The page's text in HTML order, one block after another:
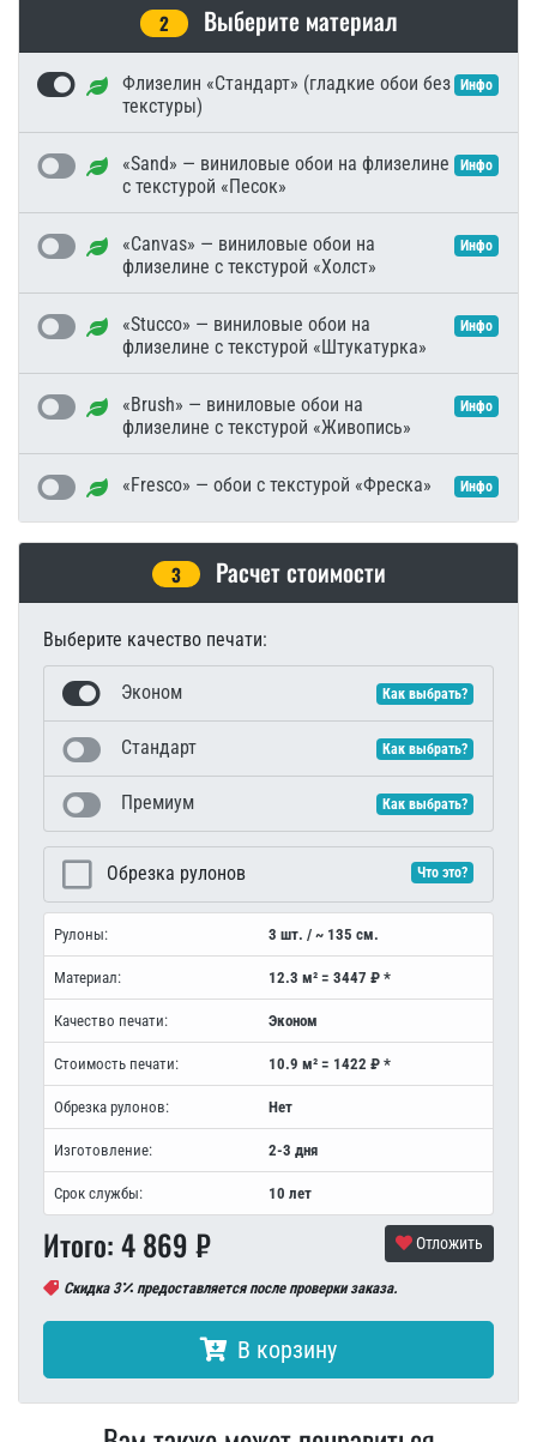
2 Выберите материал
Флизелин «Стандарт» (гладкие обои без
текстуры)
Инфо
«Sand» — виниловые обои на флизелине
с текстурой «Песок»
Инфо
«Canvas» — виниловые обои на
флизелине с текстурой «Холст»
Инфо
«Stucco» — виниловые обои на
флизелине с текстурой «Штукатурка»
Инфо
«Brush» — виниловые обои на
флизелине с текстурой «Живопись»
Инфо
«Fresco» — обои с текстурой «Фреска» Инфо
3 Расчет стоимости
Выберите качество печати:
Эконом Как выбрать?
Стандарт Как выбрать?
Премиум Как выбрать?
Обрезка рулонов Что это?
Рулоны: 3 шт. / ~ 135 см.
Материал: 12.3 м² = 3447 ₽ *
Качество печати: Эконом
Стоимость печати: 10.9 м² = 1422 ₽ *
Обрезка рулонов: Нет
Изготовление: 2-3 дня
Срок службы: 10 лет
Итого:4 869₽ Отложить
Скидка 3 предоставляется после проверки заказа.
В корзину